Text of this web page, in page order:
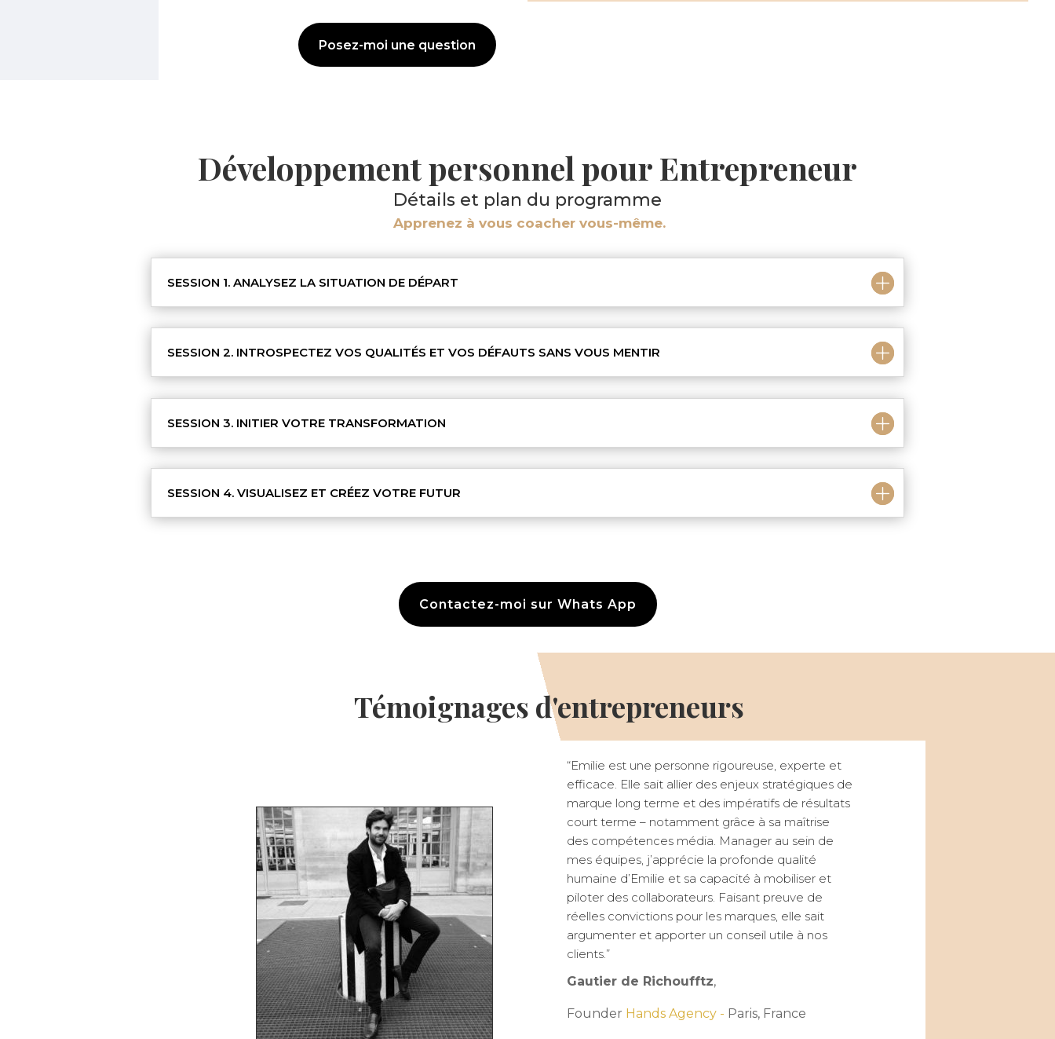
Posez-moi une question
Développement personnel pour Entrepreneur
Détails et plan du programme
Apprenez à vous coacher vous-même.
SESSION 1. ANALYSEZ LA SITUATION DE DÉPART
SESSION 2. INTROSPECTEZ VOS QUALITÉS ET VOS DÉFAUTS SANS VOUS MENTIR
SESSION 3. INITIER VOTRE TRANSFORMATION
SESSION 4. VISUALISEZ ET CRÉEZ VOTRE FUTUR
Contactez-moi sur Whats App
Témoignages d'entrepreneurs
“Emilie est une personne rigoureuse, experte et
efficace. Elle sait allier des enjeux stratégiques de
marque long terme et des impératifs de résultats
court terme – notamment grâce à sa maîtrise
des compétences média. Manager au sein de
mes équipes, j’apprécie la profonde qualité
humaine d’Emilie et sa capacité à mobiliser et
piloter des collaborateurs. Faisant preuve de
réelles convictions pour les marques, elle sait
argumenter et apporter un conseil utile à nos
clients.”
Gautier de Richoufftz,
Founder Hands Agency - Paris, France